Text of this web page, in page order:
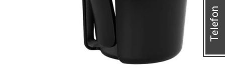
Telefon